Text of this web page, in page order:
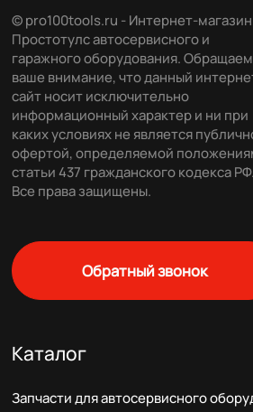
© pro100tools.ru - Интернет-магазин
Простотулс автосервисного и
гаражного оборудования. Обращаем
ваше внимание, что данный
сайт носит исключительно
информационный характер и ни при
каких условиях не является
офертой, определяемой
статьи 437 гражданского кодекса РФ.
Все права защищены.
Обратный звонок
Каталог
Запчасти для автосервисного